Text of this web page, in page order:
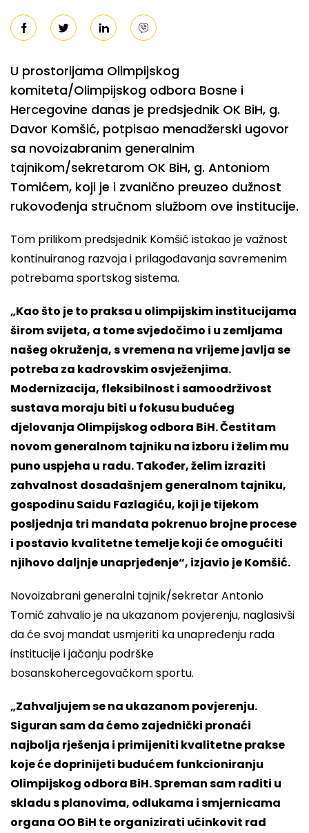
U prostorijama Olimpijskog
komiteta/Olimpijskog odbora Bosne i
Hercegovine danas je predsjednik OK BiH, g.
Davor Komšić, potpisao menadžerski ugovor
sa novoizabranim generalnim
tajnikom/sekretarom OK BiH, g. Antoniom
Tomićem, koji je i zvanično preuzeo dužnost
rukovođenja stručnom službom ove institucije.
Tom prilikom predsjednik Komšić istakao je važnost
kontinuiranog razvoja i prilagođavanja savremenim
potrebama sportskog sistema.
„Kao što je to praksa u olimpijskim institucijama
širom svijeta, a tome svjedočimo i u zemljama
našeg okruženja, s vremena na vrijeme javlja se
potreba za kadrovskim osvježenjima.
Modernizacija, fleksibilnost i samoodrživost
sustava moraju biti u fokusu budućeg
djelovanja Olimpijskog odbora BiH. Čestitam
novom generalnom tajniku na izboru i želim mu
puno uspjeha u radu. Također, želim izraziti
zahvalnost dosadašnjem generalnom tajniku,
gospodinu Saidu Fazlagiću, koji je tijekom
posljednja tri mandata pokrenuo brojne procese
i postavio kvalitetne temelje koji će omogućiti
njihovo daljnje unaprjeđenje“, izjavio je Komšić.
Novoizabrani generalni tajnik/sekretar Antonio
Tomić zahvalio je na ukazanom povjerenju, naglasivši
da će svoj mandat usmjeriti ka unapređenju rada
institucije i jačanju podrške
bosanskohercegovačkom sportu.
„Zahvaljujem se na ukazanom povjerenju.
Siguran sam da ćemo zajednički pronaći
najbolja rješenja i primijeniti kvalitetne prakse
koje će doprinijeti budućem funkcioniranju
Olimpijskog odbora BiH. Spreman sam raditi u
skladu s planovima, odlukama i smjernicama
organa OO BiH te organizirati učinkovit rad